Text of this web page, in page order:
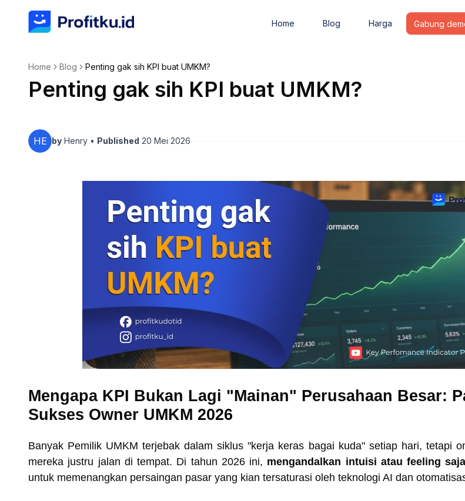
Home Blog Harga Gabung
Home Blog Penting gak sih KPI buat UMKM?
Penting gak sih KPI buat UMKM?
HE by Henry • Published 20 Mei 2026
Mengapa KPI Bukan Lagi "Mainan" Perusahaan Besar:
Sukses Owner UMKM 2026
Banyak Pemilik UMKM terjebak dalam siklus "kerja keras bagai kuda" setiap hari, tetapi
mereka justru jalan di tempat. Di tahun 2026 ini, mengandalkan intuisi atau feeling
untuk memenangkan persaingan pasar yang kian tersaturasi oleh teknologi AI dan